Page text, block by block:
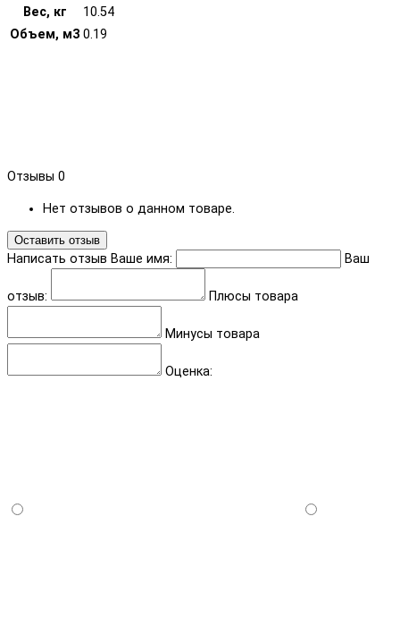
Вес, кг
10.54
Объем, м3 0.19
Отзывы 0
Нет отзывов о данном товаре.
Оставить отзыв
Написать отзыв Ваше имя: Ваш
отзыв: Плюсы товара
Минусы товара
Оценка: